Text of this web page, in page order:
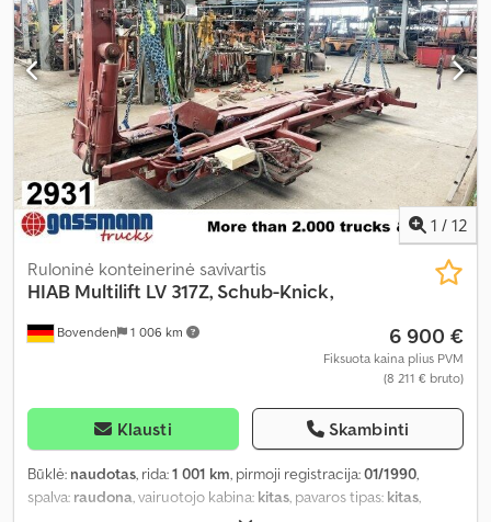
1 / 12
Bovenden 1 006 km
Ruloninė konteinerinė savivartis
HIAB Multilift LV 317Z, Schub-Knick,
6 900 €
Fiksuota kaina plius PVM
(8 211 € bruto)
Klausti Skambinti
Būklė: naudotas, rida:1 001 km, pirmoji registracija:01/1990,
spalva: raudona, vairuotojo kabina: kitas, pavaros tipas: kitas,